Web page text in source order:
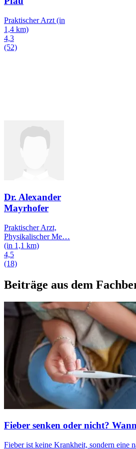
Praktischer Arzt (in
1,4 km)
4,3
(52)
Dr. Alexander
Mayrhofer
Praktischer Arzt,
Physikalischer Me…
(in 1,1 km)
4,5
(18)
Beiträge aus dem
Fieber senken oder nicht?
Fieber ist keine Krankheit, sondern eine